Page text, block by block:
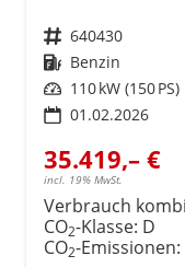
Fahrzeugnr. 640430
Kraftstoff Benzin
Leistung 110 kW (150 PS)
01.02.2026
35.419,– €
incl. 19% MwSt.
Verbrauch
CO2-Klasse: D
CO2-Emissionen: